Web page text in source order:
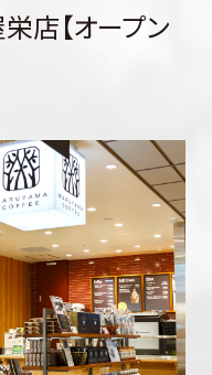
店【オープン